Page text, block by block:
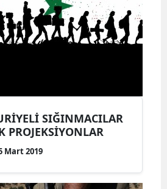
SIĞINMACILAR
PROJEKSİYONLAR
Mart 2019